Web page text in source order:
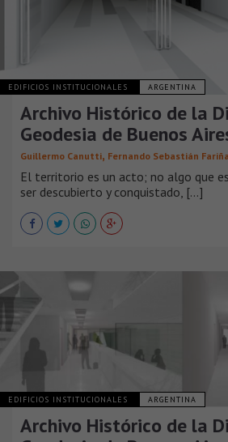
EDIFICIOS INSTITUCIONALES ARGENTINA
Archivo Histórico de la
Geodesia de Buenos
Guillermo Canutti, Fernando Sebastián Fariña
El territorio es un acto; no algo que
ser descubierto y conquistado, [...]
EDIFICIOS INSTITUCIONALES ARGENTINA
Archivo Histórico de la